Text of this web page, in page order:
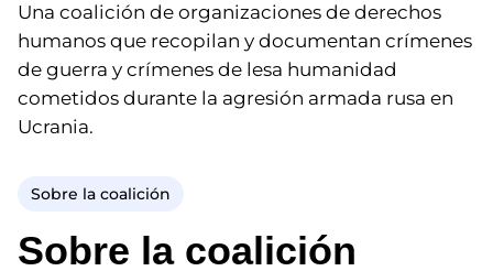
Una coalición de organizaciones de derechos
humanos que recopilan y documentan crímenes
de guerra y crímenes de lesa humanidad
cometidos durante la agresión armada rusa en
Ucrania.
Sobre la coalición
Sobre la coalición